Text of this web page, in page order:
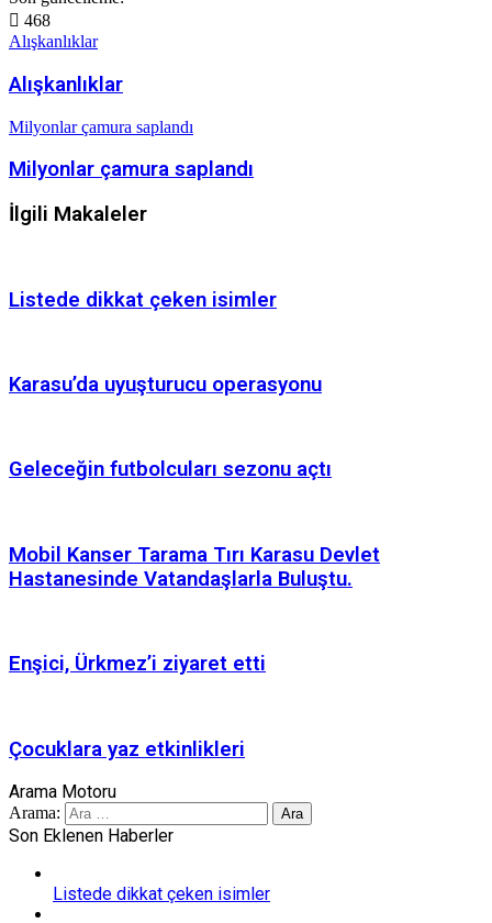
468
Alışkanlıklar
Alışkanlıklar
Milyonlar çamura saplandı
Milyonlar çamura saplandı
İlgili Makaleler
Listede dikkat çeken isimler
Karasu’da uyuşturucu operasyonu
Geleceğin futbolcuları sezonu açtı
Mobil Kanser Tarama Tırı Karasu Devlet
Hastanesinde Vatandaşlarla Buluştu.
Enşici, Ürkmez’i ziyaret etti
Çocuklara yaz etkinlikleri
Arama Motoru
Arama:
Son Eklenen Haberler
Listede dikkat çeken isimler